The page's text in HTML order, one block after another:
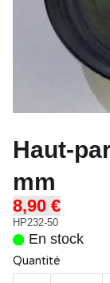
Haut-
mm
8,90 €
HP232-50
En stock
Quantité